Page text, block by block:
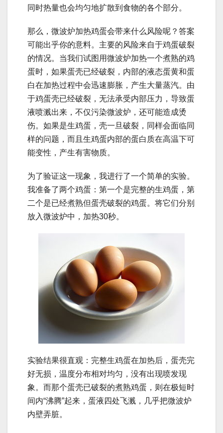
同时热量也会均匀地扩散到食物的各个部分。
那么，微波炉加热鸡蛋会带来什么风险呢？答案
可能出乎你的意料。主要的风险来自于鸡蛋破裂
的情况。当我们试图用微波炉加热一个煮熟的鸡
蛋时，如果蛋壳已经破裂，内部的液态蛋黄和蛋
白在加热过程中会迅速膨胀，产生大量蒸汽。由
于鸡蛋壳已经破裂，无法承受内部压力，导致蛋
液喷溅出来，不仅污染微波炉，还可能造成烫
伤。如果是生鸡蛋，壳一旦破裂，同样会面临同
样的问题，而且生鸡蛋内部的蛋白质在高温下可
能变性，产生有害物质。
为了验证这一现象，我进行了一个简单的实验。
我准备了两个鸡蛋：第一个是完整的生鸡蛋，第
二个是已经煮熟但蛋壳破裂的鸡蛋。将它们分别
放入微波炉中，加热30秒。
实验结果很直观：完整生鸡蛋在加热后，蛋壳完
好无损，温度分布相对均匀，没有出现喷发现
象。而那个蛋壳已破裂的煮熟鸡蛋，则在极短时
间内“沸腾”起来，蛋液四处飞溅，几乎把微波炉
内壁弄脏。